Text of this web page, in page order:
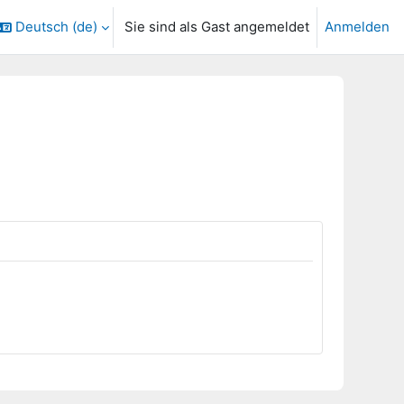
umschalten
Deutsch ‎(de)‎ Sie sind als Gast angemeldet Anmelden